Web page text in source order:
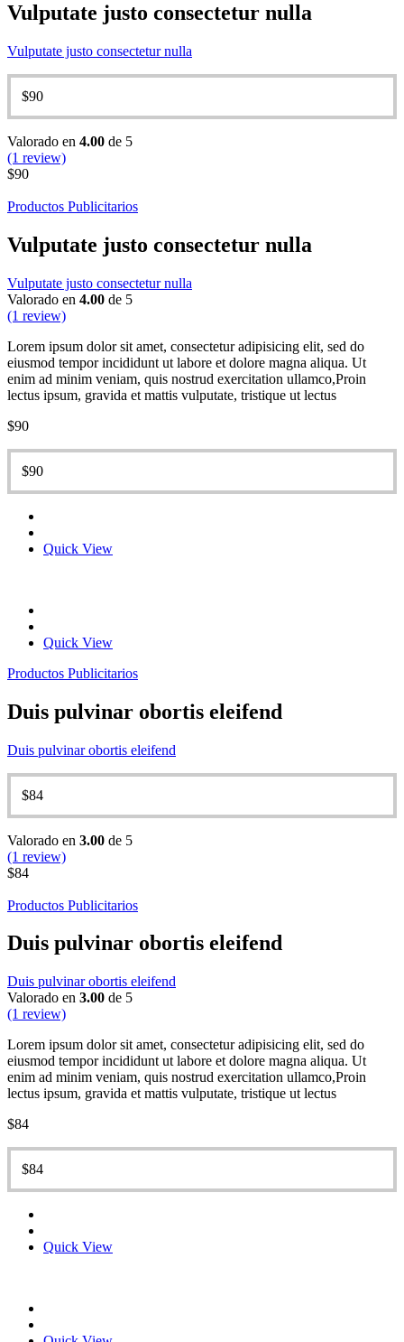
Vulputate justo consectetur nulla
Vulputate justo consectetur nulla
$90
Valorado en 4.00 de 5
(1 review)
$90
Productos Publicitarios
Vulputate justo consectetur nulla
Vulputate justo consectetur nulla
Valorado en 4.00 de 5
(1 review)
Lorem ipsum dolor sit amet, consectetur adipisicing elit, sed do
eiusmod tempor incididunt ut labore et dolore magna aliqua. Ut
enim ad minim veniam, quis nostrud exercitation ullamco,Proin
lectus ipsum, gravida et mattis vulputate, tristique ut lectus
$90
$90
Quick View
Quick View
Productos Publicitarios
Duis pulvinar obortis eleifend
Duis pulvinar obortis eleifend
$84
Valorado en 3.00 de 5
(1 review)
$84
Productos Publicitarios
Duis pulvinar obortis eleifend
Duis pulvinar obortis eleifend
Valorado en 3.00 de 5
(1 review)
Lorem ipsum dolor sit amet, consectetur adipisicing elit, sed do
eiusmod tempor incididunt ut labore et dolore magna aliqua. Ut
enim ad minim veniam, quis nostrud exercitation ullamco,Proin
lectus ipsum, gravida et mattis vulputate, tristique ut lectus
$84
$84
Quick View